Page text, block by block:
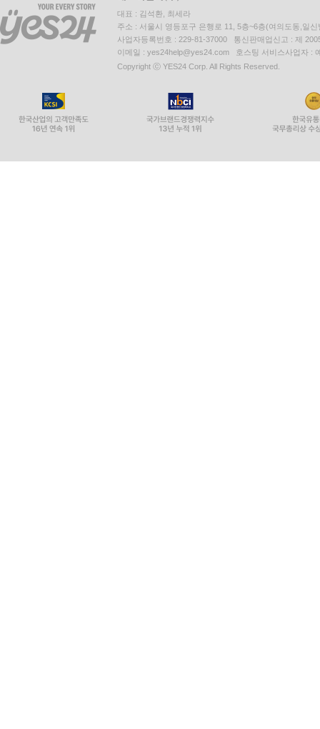
대표 : 김석환, 최세라
주소 : 서울시 영등포구 은행로 11, 5층~6층(여의도동,일신
사업자등록번호 : 229-81-37000 통신판매업신고 : 제
이메일 : yes24help@yes24.com 호스팅 서비스사업자 :
Copyright ⓒ YES24 Corp. All Rights Reserved.